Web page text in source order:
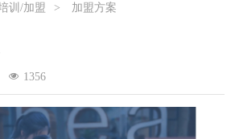
训/加盟 > 加盟方案
1356